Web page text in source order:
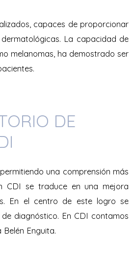
capaces de proporcionar
La capacidad de
melanomas, ha demostrado ser
DE
una comprensión más
CDI se traduce en una mejora
En el centro de este logro se
diagnóstico. En CDI contamos
Enguita.